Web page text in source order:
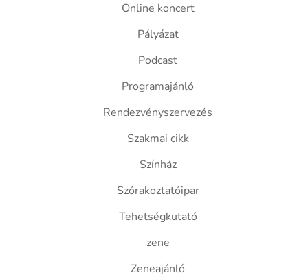
Online koncert
Pályázat
Podcast
Programajánló
Rendezvényszervezés
Szakmai cikk
Színház
Szórakoztatóipar
Tehetségkutató
zene
Zeneajánló